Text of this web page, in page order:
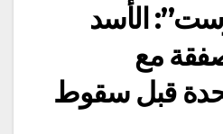
الأسد
مع
قبل سقوط